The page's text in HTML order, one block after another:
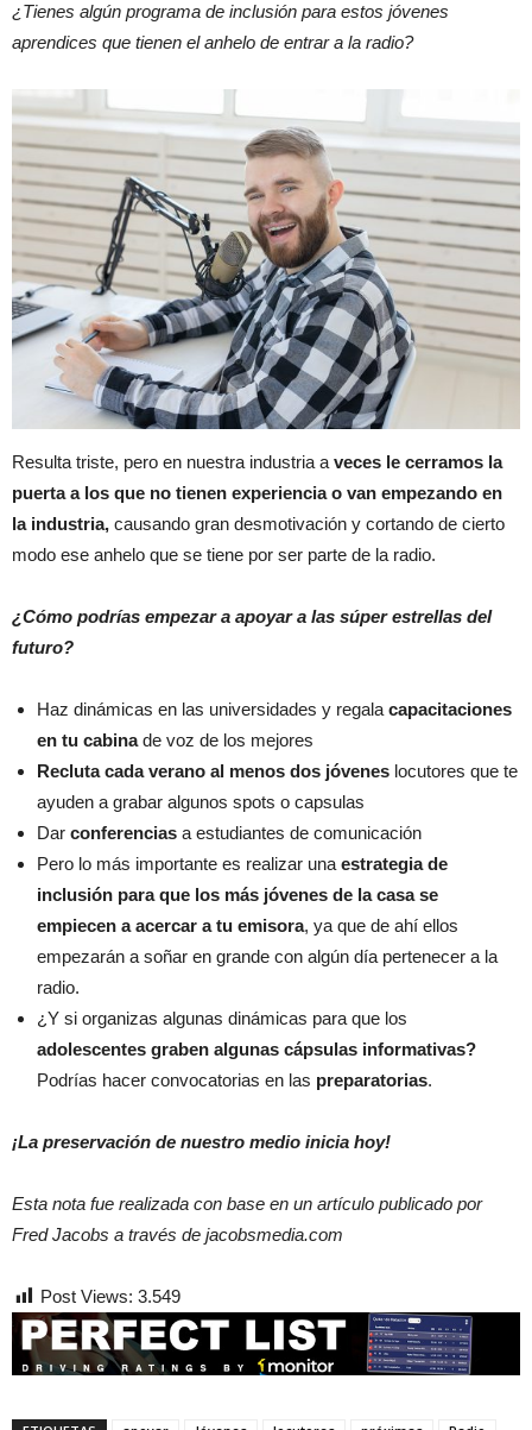
¿Tienes algún programa de inclusión para estos jóvenes
aprendices que tienen el anhelo de entrar a la radio?
Resulta triste, pero en nuestra industria aveces le cerramos la
puerta a los que no tienen experiencia o van empezando en
la industria, causando gran desmotivación y cortando de cierto
modo ese anhelo que se tiene por ser parte de la radio.
¿Cómo podrías empezar a apoyar a las súper estrellas del
futuro?
Haz dinámicas en las universidades y regalacapacitaciones
en tu cabinade voz de los mejores
Recluta cada verano al menos dos jóvenes locutores que te
ayuden a grabar algunos spots o capsulas
Dar conferencias a estudiantes de comunicación
Pero lo más importante es realizar unaestrategia de
inclusión para que los más jóvenes de la casa se
empiecen a acercar a tu emisora, ya que de ahí ellos
empezarán a soñar en grande con algún día pertenecer a la
radio.
¿Y si organizas algunas dinámicas para que los
adolescentes graben algunas cápsulas informativas?
Podrías hacer convocatorias en las preparatorias.
¡La preservación de nuestro medio inicia hoy!
Esta nota fue realizada con base en un artículo publicado por
Fred Jacobs a través de jacobsmedia.com
Post Views: 3.549